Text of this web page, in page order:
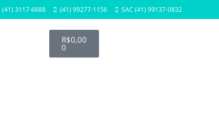
(41) 3117-6688 (41) 99277-1156 SAC (41) 99137-0832
R$0,00
0